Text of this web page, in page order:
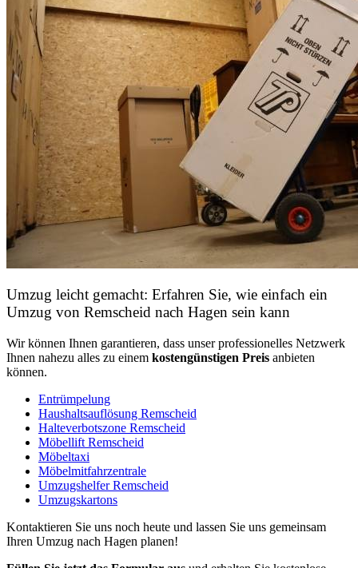
Umzug leicht gemacht: Erfahren Sie, wie einfach ein
Umzug von Remscheid nach Hagen sein kann
Wir können Ihnen garantieren, dass unser professionelles Netzwerk
Ihnen nahezu alles zu einem kostengünstigen Preis anbieten
können.
Entrümpelung
Haushaltsauflösung Remscheid
Halteverbotszone Remscheid
Möbellift Remscheid
Möbeltaxi
Möbelmitfahrzentrale
Umzugshelfer Remscheid
Umzugskartons
Kontaktieren Sie uns noch heute und lassen Sie uns gemeinsam
Ihren Umzug nach Hagen planen!